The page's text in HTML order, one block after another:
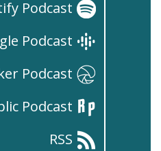
Podcast
Podcast
Podcast
Podcast
RSS